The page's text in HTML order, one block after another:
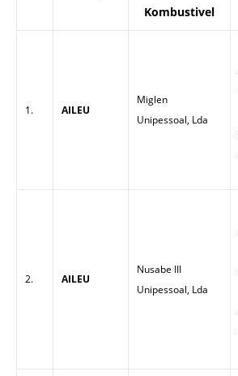
Kombustivel
1. AILEU
Miglen
Unipessoal, Lda
2. AILEU
Nusabe III
Unipessoal, Lda